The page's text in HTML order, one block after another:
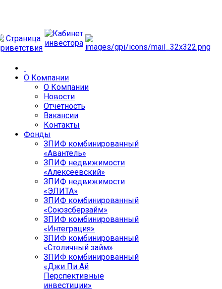
О Компании
О Компании
Новости
Отчетность
Вакансии
Контакты
Фонды
ЗПИФ комбинированный
«Авантель»
ЗПИФ недвижимости
«Алексеевский»
ЗПИФ недвижимости
«ЭЛИТА»
ЗПИФ комбинированный
«Союзсберзайм»
ЗПИФ комбинированный
«Интеграция»
ЗПИФ комбинированный
«Столичный займ»
ЗПИФ комбинированный
«Джи Пи Ай
Перспективные
инвестиции»